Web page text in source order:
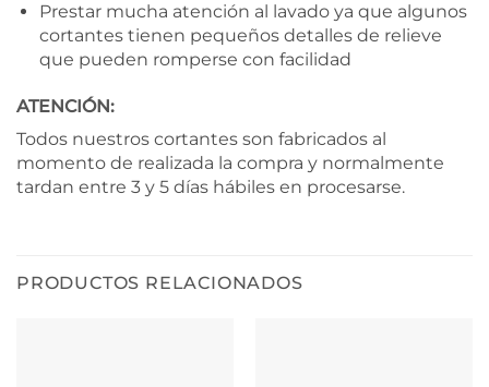
Prestar mucha atención al lavado ya que algunos
cortantes tienen pequeños detalles de relieve
que pueden romperse con facilidad
ATENCIÓN:
Todos nuestros cortantes son fabricados al
momento de realizada la compra y normalmente
tardan entre 3 y 5 días hábiles en procesarse.
PRODUCTOS RELACIONADOS